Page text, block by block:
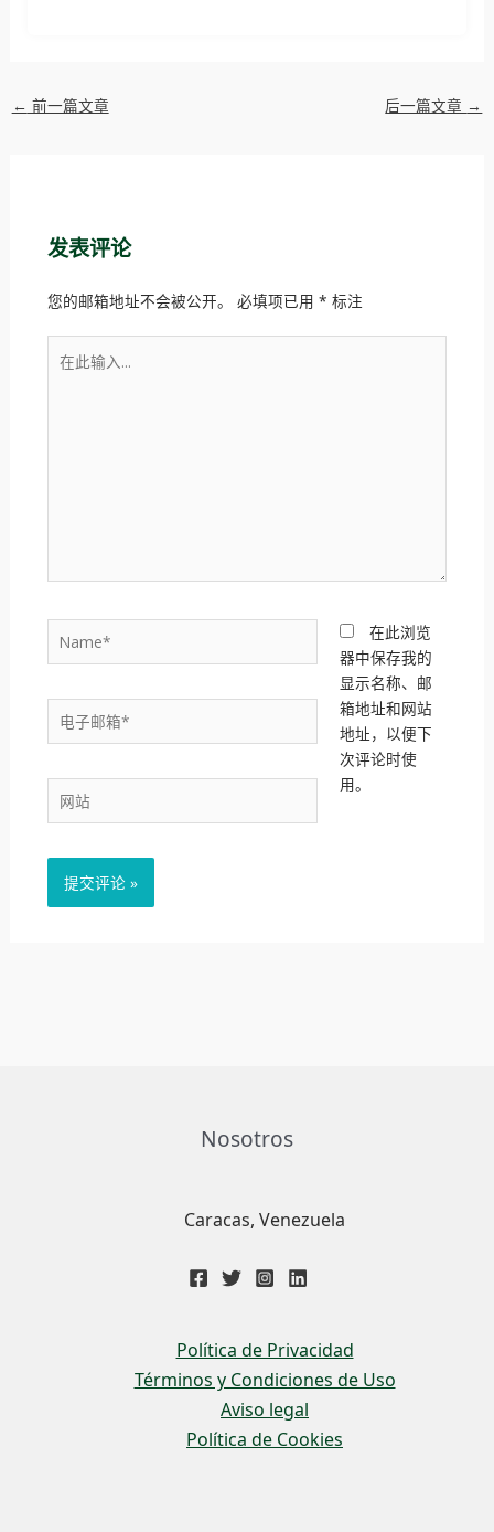
← 前一篇文章 后一篇文章 →
发表评论
您的邮箱地址不会被公开。 必填项已用 * 标注
箱
站
在此浏览
器中保存我的
显示名称、邮
箱地址和网站
地址，以便下
次评论时使
用。
Nosotros
Caracas, Venezuela
Política de Privacidad
Términos y Condiciones de Uso
Aviso legal
Política de Cookies